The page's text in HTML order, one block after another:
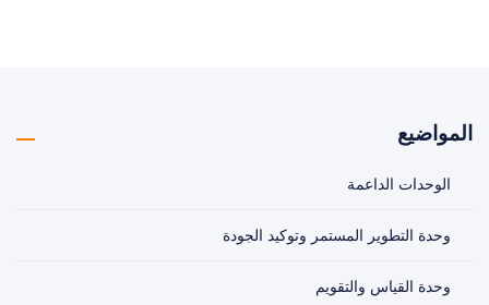
المواضيع
الوحدات الداعمة
وحدة التطوير المستمر وتوكيد الجودة
وحدة القياس والتقويم